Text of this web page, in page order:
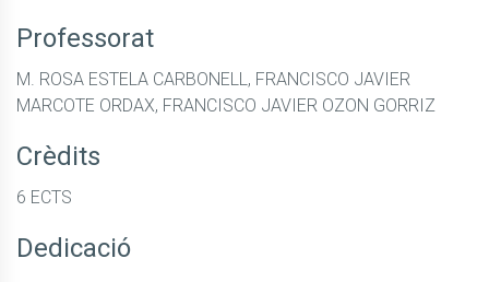
Professorat
M. ROSA ESTELA CARBONELL, FRANCISCO JAVIER
MARCOTE ORDAX, FRANCISCO JAVIER OZON GORRIZ
Crèdits
6 ECTS
Dedicació